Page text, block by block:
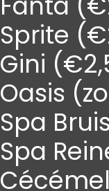
Sprite
Gini
Oasis
Spa
Spa